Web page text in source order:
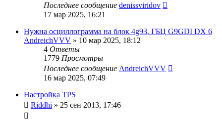
Последнее сообщение denissviridov
17 мар 2025, 16:21
Нужна осциллограмма на блок 4g93, ГБЦ G9GDI DX 6
AndreichVVV » 10 мар 2025, 18:12
4 Ответы
1779 Просмотры
Последнее сообщение AndreichVVV
16 мар 2025, 07:49
Настройка TPS
Riddhi » 25 сен 2013, 17:46